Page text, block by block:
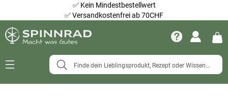
✅ Kein Mindestbestellwert
✅Versandkostenfrei ab 70CHF
Navigation